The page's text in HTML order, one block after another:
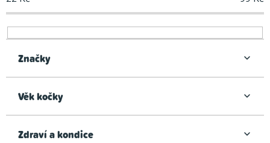
p
r
o
u
t
Značky
Věk kočky
Zdraví a kondice